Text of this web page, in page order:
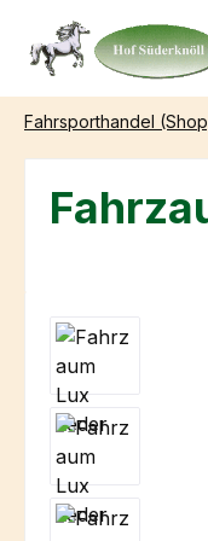
Hauptinhalt springen
Zur Suche springen
Zur
Fahrsporthandel
Bildergalerie